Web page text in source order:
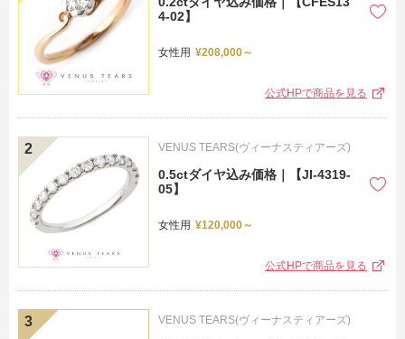
4-02】
女性用 ¥208,000～
公式HPで商品を見る
VENUS TEARS(ヴィーナスティアーズ)
0.5ctダイヤ込み価格｜【JI-4319-
05】
女性用 ¥120,000～
公式HPで商品を見る
VENUS TEARS(ヴィーナスティアーズ)